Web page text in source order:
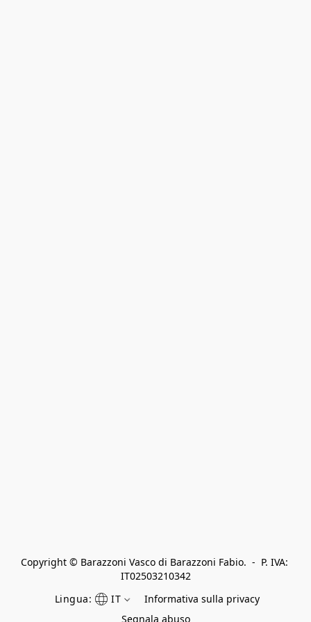
Copyright © Barazzoni Vasco di Barazzoni Fabio.  -  P. IVA:
IT02503210342
Lingua:
IT
Informativa sulla privacy
Segnala abuso